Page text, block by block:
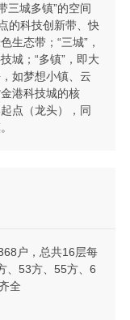
三城多镇”的空间
的科技创新带、快
生态带；“三城”，
城；“多镇”，即大
如梦想小镇、云
港科技城的核
点（龙头），同
户，总共16层每
、53方、55方、6
全